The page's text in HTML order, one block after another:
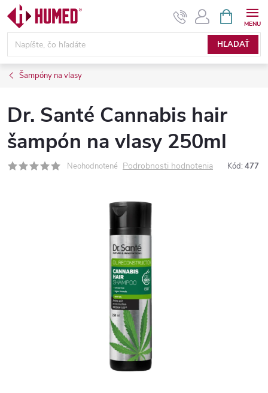
Prejsť
obsah
HĽADAŤ
KOŠÍK
Šampóny na vlasy
Dr. Santé Cannabis hair
šampón na vlasy 250ml
Neohodnotené Podrobnosti hodnotenia Kód: 477